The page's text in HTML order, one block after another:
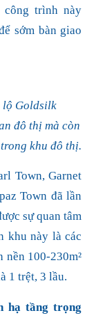
công trình này
sớm bàn giao
lộ Goldsilk
đô thị mà còn
khu đô thị.
Town, Garnet
Town đã lần
sự quan tâm
khu này là các
nền 100-230m²
1 trệt, 3 lầu.
hạ tầng trọng